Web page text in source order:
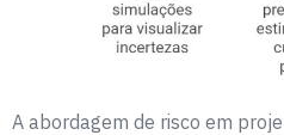
A abordagem de risco em